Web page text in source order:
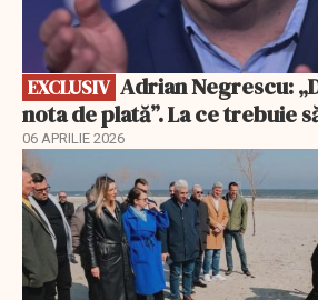
EXCLUSIV
nota de plată”. La ce trebuie
06 APRILIE 2026